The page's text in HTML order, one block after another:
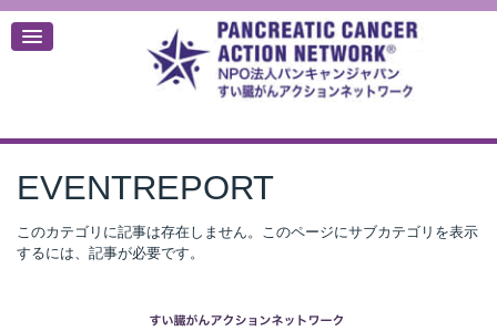
EVENTREPORT
このカテゴリに記事は存在しません。このページにサブカテゴリを表示
するには、記事が必要です。